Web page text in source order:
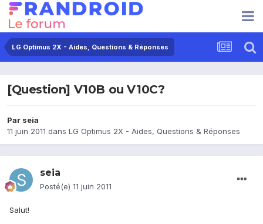
LG Optimus 2X - Aides, Questions & Réponses
[Question] V10B ou V10C?
Par seia
11 juin 2011 dans LG Optimus 2X - Aides, Questions & Réponses
seia
Posté(e) 11 juin 2011
Salut!